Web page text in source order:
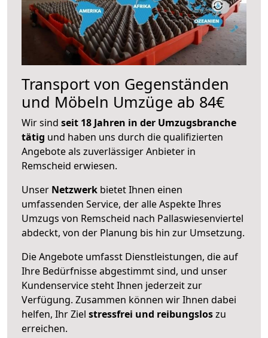
Transport von Gegenständen
und Möbeln Umzüge ab 84€
Wir sind seit 18 Jahren in der Umzugsbranche
tätig und haben uns durch die qualifizierten
Angebote als zuverlässiger Anbieter in
Remscheid erwiesen.
Unser Netzwerk bietet Ihnen einen
umfassenden Service, der alle Aspekte Ihres
Umzugs von Remscheid nach Pallaswiesenviertel
abdeckt, von der Planung bis hin zur Umsetzung.
Die Angebote umfasst Dienstleistungen, die auf
Ihre Bedürfnisse abgestimmt sind, und unser
Kundenservice steht Ihnen jederzeit zur
Verfügung. Zusammen können wir Ihnen dabei
helfen, Ihr Ziel stressfrei und reibungsloszu
erreichen.